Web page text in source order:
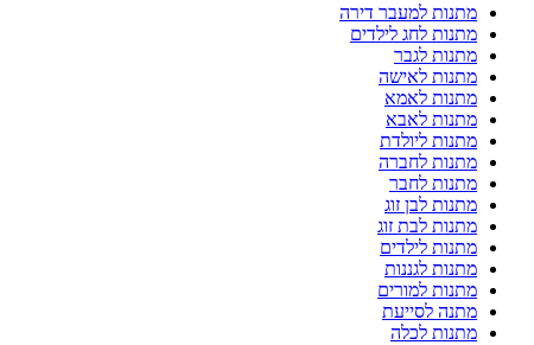
מתנות למעבר דירה
מתנות לחג לילדים
מתנות לגבר
מתנות לאישה
מתנות לאמא
מתנות לאבא
מתנות ליולדת
מתנות לחברה
מתנות לחבר
מתנות לבן זוג
מתנות לבת זוג
מתנות לילדים
מתנות לגננות
מתנות למורים
מתנה לסייעת
מתנות לכלה